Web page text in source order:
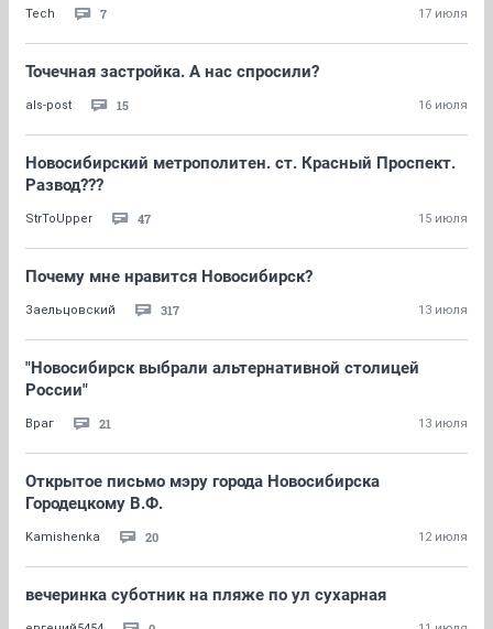
Tech 7 17 июля
Точечная застройка. А нас спросили?
als-post 15 16 июля
Новосибирский метрополитен. ст. Красный Проспект.
Развод???
StrToUpper 47 15 июля
Почему мне нравится Новосибирск?
Заельцовский 317 13 июля
"Новосибирск выбрали альтернативной столицей
России"
Враг 21 13 июля
Открытое письмо мэру города Новосибирска
Городецкому В.Ф.
Kamishenka 20 12 июля
вечеринка суботник на пляже по ул сухарная